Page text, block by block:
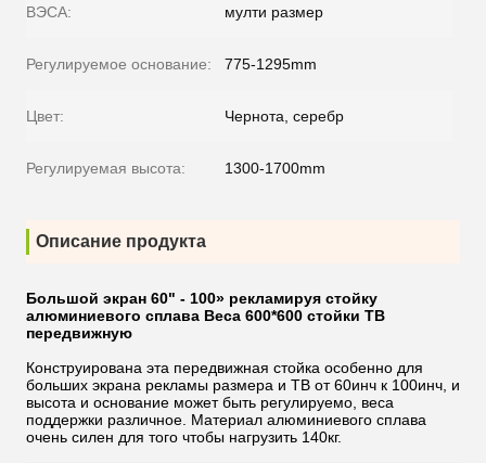
ВЭСА: мулти размер
Регулируемое основание: 775-1295mm
Цвет: Чернота, серебр
Регулируемая высота: 1300-1700mm
Описание продукта
Большой экран 60" - 100» рекламируя стойку
алюминиевого сплава Веса 600*600 стойки ТВ
передвижную
Конструирована эта передвижная стойка особенно для
больших экрана рекламы размера и ТВ от 60инч к 100инч, и
высота и основание может быть регулируемо, веса
поддержки различное. Материал алюминиевого сплава
очень силен для того чтобы нагрузить 140кг.